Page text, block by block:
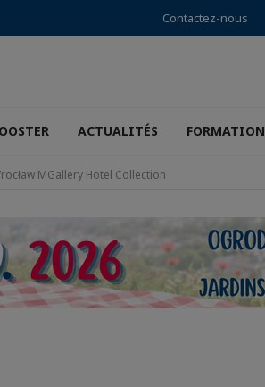
Contactez-nous
ACTUALITÉS FORMATION
MGallery Hotel Collection